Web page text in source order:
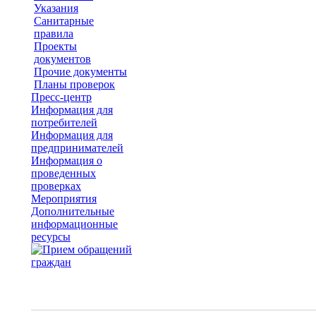
Указания
Санитарные
правила
Проекты
документов
Прочие документы
Планы проверок
Пресс-центр
Информация для
потребителей
Информация для
предпринимателей
Информация о
проведенных
проверках
Мероприятия
Дополнительные
информационные
ресурсы